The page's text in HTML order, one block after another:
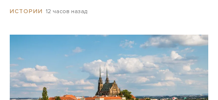
ИСТОРИИ 12 часов назад